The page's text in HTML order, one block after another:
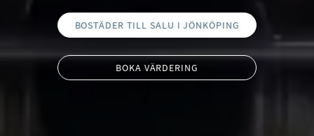
BOSTÄDER TILL SALU I JÖNKÖPING
BOKA VÄRDERING